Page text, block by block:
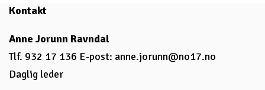
Kontakt
Anne Jorunn Ravndal
Tlf. 932 17 136 E-post: anne.jorunn@no17.no
Daglig leder